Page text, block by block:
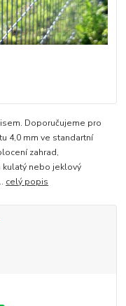
Doporučujeme pro
4,0 mm ve standartní
zahrad,
kulatý nebo jeklový
celý popis